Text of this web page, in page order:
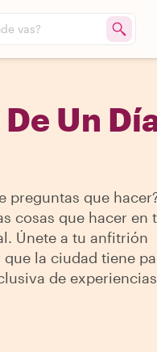
vas?
Un
preguntas que
cosas que hacer en
Únete a tu anfitrión
la ciudad tiene
de experiencias